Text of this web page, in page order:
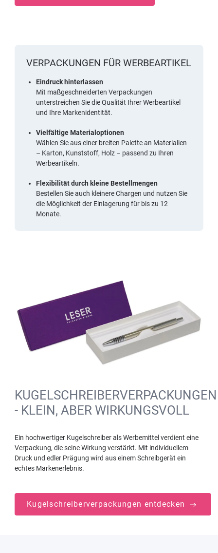
VERPACKUNGEN FÜR WERBEARTIKEL
Eindruck hinterlassen
Mit maßgeschneiderten Verpackungen
unterstreichen Sie die Qualität Ihrer Werbeartikel
und Ihre Markenidentität.
Vielfältige Materialoptionen
Wählen Sie aus einer breiten Palette an Materialien
– Karton, Kunststoff, Holz – passend zu Ihren
Werbeartikeln.
Flexibilität durch kleine Bestellmengen
Bestellen Sie auch kleinere Chargen und nutzen Sie
die Möglichkeit der Einlagerung für bis zu 12
Monate.
KUGELSCHREIBERVERPACKUNGEN
- KLEIN, ABER WIRKUNGSVOLL
Ein hochwertiger Kugelschreiber als Werbemittel verdient eine
Verpackung, die seine Wirkung verstärkt. Mit individuellem
Druck und edler Prägung wird aus einem Schreibgerät ein
echtes Markenerlebnis.
Kugelschreiberverpackungen entdecken